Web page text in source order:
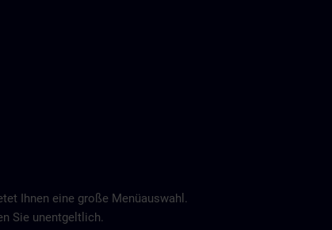
Ihnen eine große Menüauswahl.
Sie unentgeltlich.